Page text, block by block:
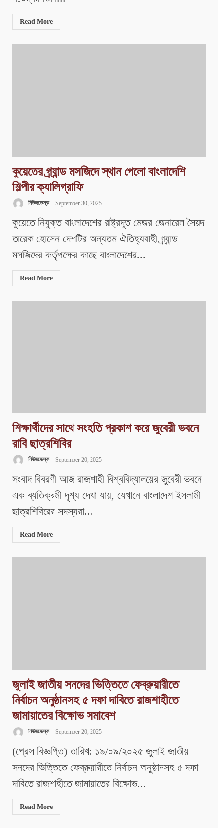
Read More
কুয়েতের গ্র্যান্ড মসজিদে স্থান পেলো বাংলাদেশি
শিল্পীর ক্যালিগ্রাফি
নিউজডেস্ক September 30, 2025
কুয়েতে নিযুক্ত বাংলাদেশের রাষ্ট্রদূত মেজর জেনারেল সৈয়দ
তারেক হোসেন দেশটির অন্যতম ঐতিহ্যবাহী গ্র্যান্ড
মসজিদের কর্তৃপক্ষের কাছে বাংলাদেশের...
Read More
শিক্ষার্থীদের সাথে সংহতি প্রকাশ করে জুবেরী ভবনে
রাবি ছাত্রশিবির
নিউজডেস্ক September 20, 2025
সংবাদ বিবরণী ​আজ রাজশাহী বিশ্ববিদ্যালয়ের জুবেরী ভবনে
এক ব্যতিক্রমী দৃশ্য দেখা যায়, যেখানে বাংলাদেশ ইসলামী
ছাত্রশিবিরের সদস্যরা...
Read More
জুলাই জাতীয় সনদের ভিত্তিতে ফেব্রুয়ারীতে
নির্বাচন অনুষ্ঠানসহ ৫ দফা দাবিতে রাজশাহীতে
জামায়াতের বিক্ষোভ সমাবেশ
নিউজডেস্ক September 20, 2025
(প্রেস বিজ্ঞপ্তি) তারিখ: ১৯/০৯/২০২৫ জুলাই জাতীয়
সনদের ভিত্তিতে ফেব্রুয়ারীতে নির্বাচন অনুষ্ঠানসহ ৫ দফা
দাবিতে রাজশাহীতে জামায়াতের বিক্ষোভ...
Read More